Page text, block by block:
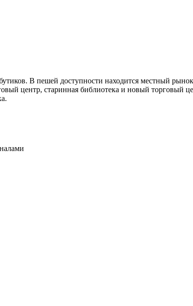
В пешей доступности находится местный
центр, старинная библиотека и новый торговый